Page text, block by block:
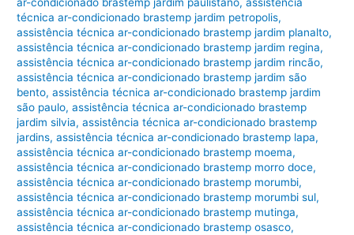
técnica ar-condicionado brastemp jardim petropolis,
assistência técnica ar-condicionado brastemp jardim planalto,
assistência técnica ar-condicionado brastemp jardim regina,
assistência técnica ar-condicionado brastemp jardim rincão,
assistência técnica ar-condicionado brastemp jardim são
bento,assistência técnica ar-condicionado brastemp jardim
são paulo,assistência técnica ar-condicionado brastemp
jardim silvia,assistência técnica ar-condicionado brastemp
jardins,assistência técnica ar-condicionado brastemp lapa,
assistência técnica ar-condicionado brastemp moema,
assistência técnica ar-condicionado brastemp morro doce,
assistência técnica ar-condicionado brastemp morumbi,
assistência técnica ar-condicionado brastemp morumbi sul,
assistência técnica ar-condicionado brastemp mutinga,
assistência técnica ar-condicionado brastemp osasco,